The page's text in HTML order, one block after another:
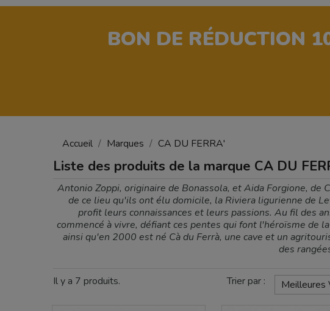
BON DE RÉDUCTION
Accueil Marques CA DU FERRA'
Liste des produits de la marque CA DU
Antonio Zoppi, originaire de Bonassola, et Aida Forgione, de
de ce lieu qu'ils ont élu domicile, la Riviera ligurienne de
profit leurs connaissances et leurs passions. Au fil des
commencé à vivre, défiant ces pentes qui font l'héroïsme de
ainsi qu'en 2000 est né Cà du Ferrà, une cave et un
des
Il y a 7 produits. Trier par : Meilleures